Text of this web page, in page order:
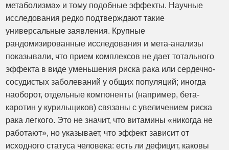
метаболизма» и тому подобные эффекты. Научные
исследования редко подтверждают такие
универсальные заявления. Крупные
рандомизированные исследования и мета-анализы
показывали, что прием комплексов не дает тотального
эффекта в виде уменьшения риска рака или сердечно-
сосудистых заболеваний у общих популяций; иногда
наоборот, отдельные компоненты (например, бета-
каротин у курильщиков) связаны с увеличением риска
рака легкого. Это не значит, что витамины «никогда не
работают», но указывает, что эффект зависит от
исходного статуса человека: есть ли дефицит, каковы